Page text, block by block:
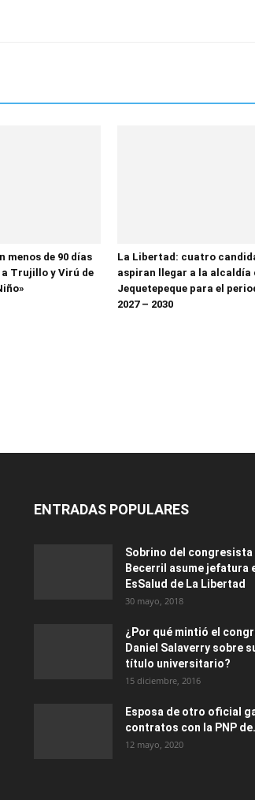
menos de 90 días
Trujillo y Virú de
La Libertad: cuatro
aspiran llegar a la alcaldía
Jequetepeque para el
2027 – 2030
ENTRADAS POPULARES
Sobrino del congresista
Becerril asume jefatura
EsSalud de La Libertad
30 mayo, 2018
¿Por qué mintió el
Daniel Salaverry sobre
título universitario?
15 diciembre, 2016
Esposa de otro oficial
contratos con la PNP
12 mayo, 2020